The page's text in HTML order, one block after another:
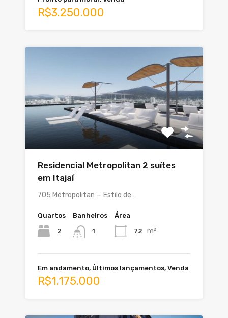
R$3.250.000
Residencial Metropolitan 2 suítes
em Itajaí
705 Metropolitan — Estilo de…
Quartos
2
Banheiros
1
Área
72 m²
Em andamento, Últimos lançamentos, Venda
R$1.175.000